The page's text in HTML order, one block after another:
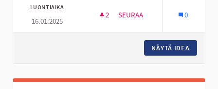
LUONTIAIKA
16.01.2025
2 2 SEURAAJAA
SEURAA 0
NÄYTÄ IDEA